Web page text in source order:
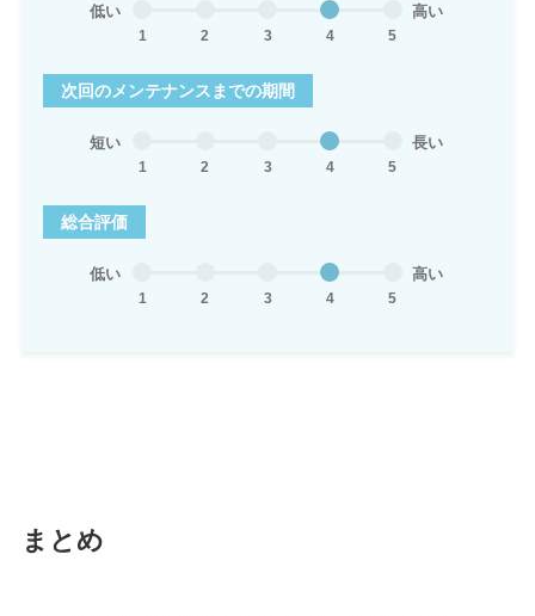
低い
1 2 3 4 5
高い
次回のメンテナンスまでの期間
短い
1 2 3 4 5
長い
総合評価
低い
1 2 3 4 5
高い
まとめ